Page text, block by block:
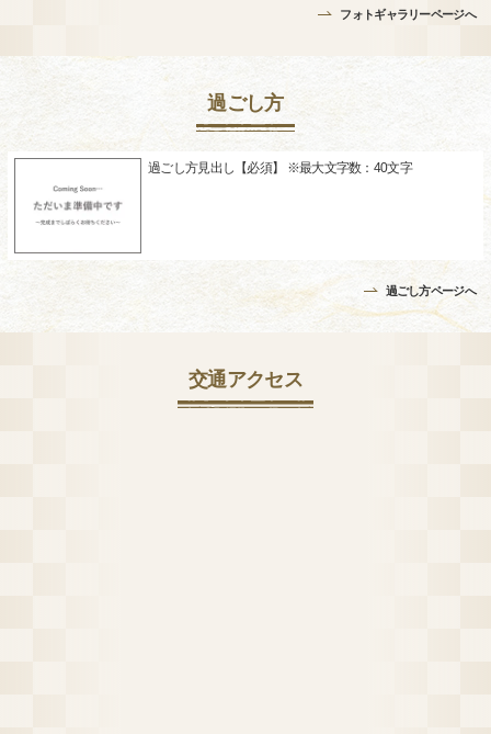
フォトギャラリーページへ
過ごし方
過ごし方見出し【必須】 ※最大文字数：40文字
過ごし方ページへ
交通アクセス